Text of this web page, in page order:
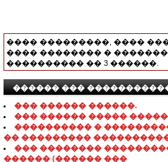
���� ���������, ����
���� �������� �
���������� �� 3 ������.
������ ���
��� ������ ������.
��� ������ �����
���������� �
�� ���������
��� ��������
������ (������ ���